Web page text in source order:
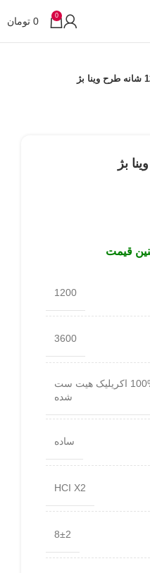
0
0 تومان
قیمت
1200
3600
100% اکریلیک هیت ست
شده
ساده
HCI X2
8±2